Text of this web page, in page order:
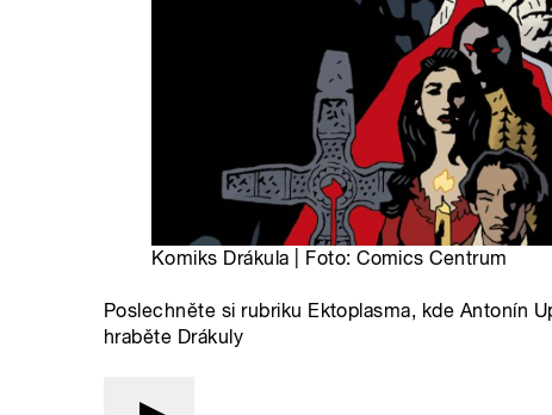
Komiks Drákula | Foto: Comics Centrum
Poslechněte si rubriku Ektoplasma, kde Antonín
hraběte Drákuly